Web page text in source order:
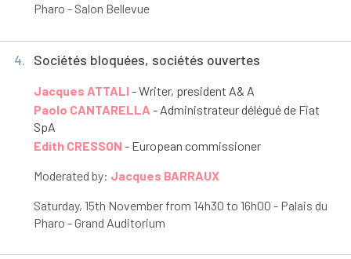
Pharo - Salon Bellevue
4. Sociétés bloquées, sociétés ouvertes
Jacques ATTALI- Writer, president A& A
Paolo CANTARELLA - Administrateur délégué de Fiat
SpA
Edith CRESSON - European commissioner
Moderated by: Jacques BARRAUX
Saturday, 15th November from 14h30 to 16h00 - Palais du
Pharo - Grand Auditorium